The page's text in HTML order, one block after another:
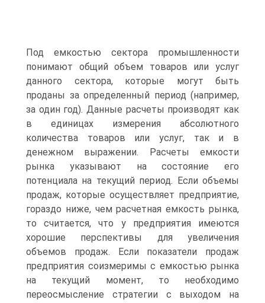
Под емкостью сектора промышленности
понимают общий объем товаров или услуг
данного сектора, которые могут быть
проданы за определенный период (например,
за один год). Данные расчеты производят как
в единицах измерения абсолютного
количества товаров или услуг, так и в
денежном выражении. Расчеты емкости
рынка указывают на состояние его
потенциала на текущий период. Если объемы
продаж, которые осуществляет предприятие,
гораздо ниже, чем расчетная емкость рынка,
то считается, что у предприятия имеются
хорошие перспективы для увеличения
объемов продаж. Если показатели продаж
предприятия соизмеримы с емкостью рынка
на текущий момент, то необходимо
переосмысление стратегии с выходом на